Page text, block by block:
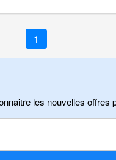
1
les nouvelles offres